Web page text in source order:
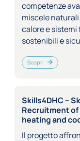
competenze
miscele naturali
calore e
sostenibili e
Scopri
Skills4DHC –
Recruitment
heating and
Il progetto